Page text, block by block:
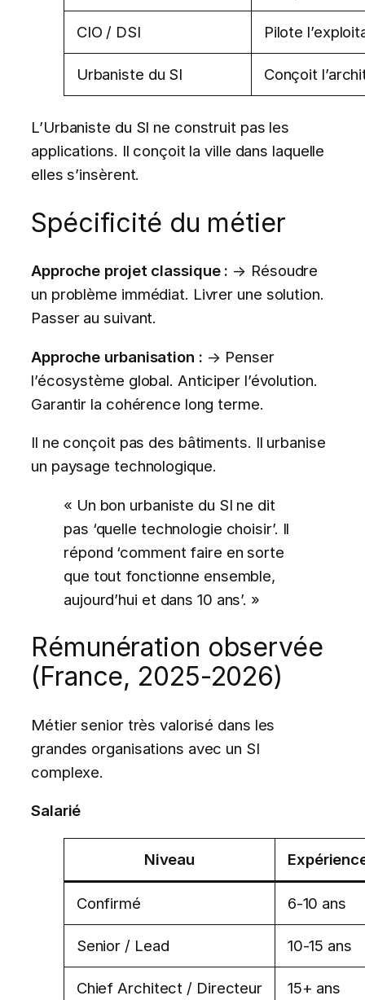
CIO / DSI Pilote
Urbaniste du SI Conçoit
L’Urbaniste du SI ne construit pas les
applications. Il conçoit la ville dans laquelle
elles s’insèrent.
Spécificité du métier
Approche projet classique : → Résoudre
un problème immédiat. Livrer une solution.
Passer au suivant.
Approche urbanisation : → Penser
l’écosystème global. Anticiper l’évolution.
Garantir la cohérence long terme.
Il ne conçoit pas des bâtiments. Il urbanise
un paysage technologique.
« Un bon urbaniste du SI ne dit
pas ‘quelle technologie choisir’. Il
répond ‘comment faire en sorte
que tout fonctionne ensemble,
aujourd’hui et dans 10 ans’. »
Rémunération observée
(France, 2025-2026)
Métier senior très valorisé dans les
grandes organisations avec un SI
complexe.
Salarié
Niveau
Confirmé 6-10 ans
Senior / Lead 10-15 ans
Chief Architect / Directeur 15+ ans